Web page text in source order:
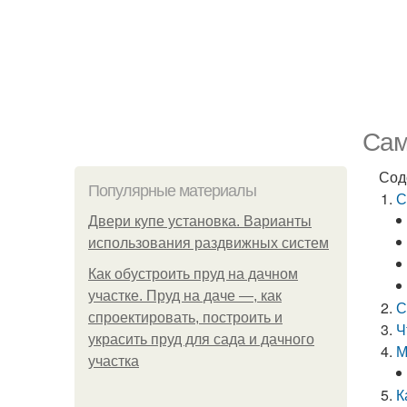
Популярные материалы
Двери купе установка. Варианты
использования раздвижных систем
Как обустроить пруд на дачном
участке. Пруд на даче —, как
спроектировать, построить и
украсить пруд для сада и дачного
участка